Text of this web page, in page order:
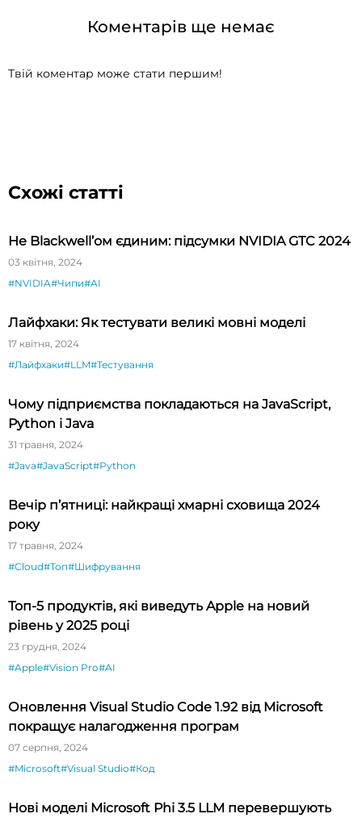
Коментарів ще немає
Твій коментар може стати першим!
Схожі статті
Не Blackwell’ом єдиним: підсумки NVIDIA GTC 2024
03 квітня, 2024
#NVIDIA#Чипи#AI
Лайфхаки: Як тестувати великі мовні моделі
17 квітня, 2024
#Лайфхаки#LLM#Тестування
Чому підприємства покладаються на JavaScript,
Python і Java
31 травня, 2024
#Java#JavaScript#Python
Вечір п’ятниці: найкращі хмарні сховища 2024
року
17 травня, 2024
#Cloud#Топ#Шифрування
Топ-5 продуктів, які виведуть Apple на новий
рівень у 2025 році
23 грудня, 2024
#Apple#Vision Pro#AI
Оновлення Visual Studio Code 1.92 від Microsoft
покращує налагодження програм
07 серпня, 2024
#Microsoft#Visual Studio#Код
Нові моделі Microsoft Phi 3.5 LLM перевершують